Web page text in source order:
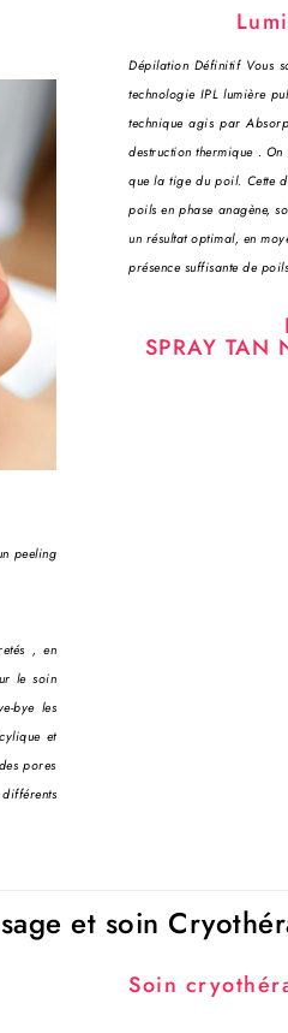
peeling
, en
le soin
bye les
et
pores
Dépilation Définitif Vous
technologie IPL lumière
technique agis par
destruction thermique .
que la tige du poil. Cette
poils en phase anagène,
un résultat optimal, en
présence suffisante de
SPRAY
et soin
Soin